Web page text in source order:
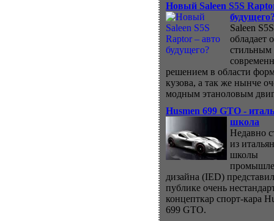
Новый Saleen S5S
Saleen
обладает
стильным
решением в области
кузова, а так же нынче
модным этаноловым
Husmen 699 GTO -
школа
Недавно
из
школы
дизайна (IED)
публике очень
концепткар спорт-кара
699 GTO.